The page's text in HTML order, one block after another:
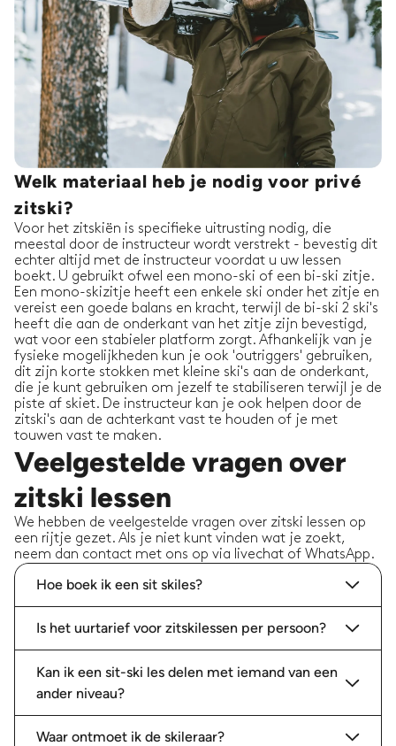
Welk materiaal heb je nodig voor privé
zitski?
Voor het zitskiën is specifieke uitrusting nodig, die
meestal door de instructeur wordt verstrekt - bevestig dit
echter altijd met de instructeur voordat u uw lessen
boekt. U gebruikt ofwel een mono-ski of een bi-ski zitje.
Een mono-skizitje heeft een enkele ski onder het zitje en
vereist een goede balans en kracht, terwijl de bi-ski 2 ski's
heeft die aan de onderkant van het zitje zijn bevestigd,
wat voor een stabieler platform zorgt. Afhankelijk van je
fysieke mogelijkheden kun je ook 'outriggers' gebruiken,
dit zijn korte stokken met kleine ski's aan de onderkant,
die je kunt gebruiken om jezelf te stabiliseren terwijl je de
piste af skiet. De instructeur kan je ook helpen door de
zitski's aan de achterkant vast te houden of je met
touwen vast te maken.
Veelgestelde vragen over
zitski lessen
We hebben de veelgestelde vragen over zitski lessen op
een rijtje gezet. Als je niet kunt vinden wat je zoekt,
neem dan contact met ons op via livechat of WhatsApp.
Hoe boek ik een sit skiles?
Is het uurtarief voor zitskilessen per persoon?
Kan ik een sit-ski les delen met iemand van een
ander niveau?
Waar ontmoet ik de skileraar?